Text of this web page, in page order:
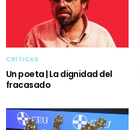
CRÍTICAS
Un poeta | La dignidad del
fracasado